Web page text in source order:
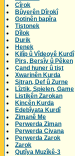
Cîrok
Bûyerên Dîrokî
Gotinên bapîra
Tistonek
Dîlok
Durik
Henek
Kilîp û Vîdeoyê Kurdî
Pirs, Bersîv û Pêken
Çand huner û tişt
Xwarinên Kurda
Sitran, Def û Zurne
Lîztik, Spielen, Game
Listikên Zarokan
Kincên Kurda
Edebîyata Kurdî
Zimanê Me
Perwerda Ziman
Perwerda Civana
Perwerda Zarok
Zarok
Qutîya Muzîkê-3